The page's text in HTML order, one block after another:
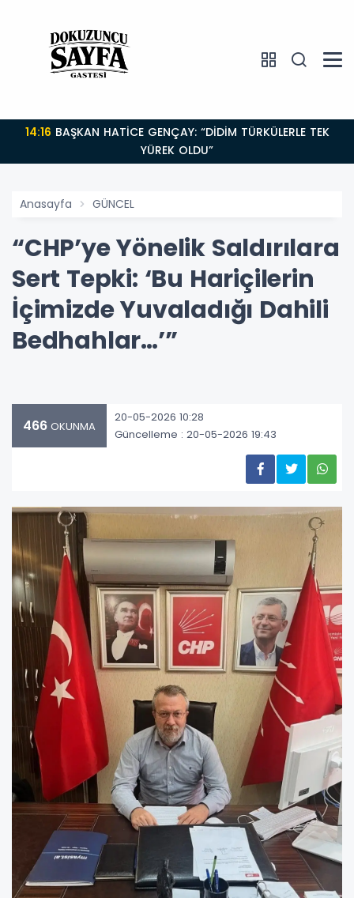
14:16
YÜREK OLDU”
Anasayfa GÜNCEL
“CHP’ye Yönelik Saldırılara
Sert Tepki: ‘Bu Hariçilerin
İçimizde Yuvaladığı Dahili
Bedhahlar…’”
466 OKUNMA
20-05-2026 10:28
Güncelleme : 20-05-2026 19:43